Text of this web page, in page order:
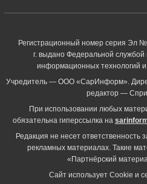
Регистрационный номер серия Эл
г. выдано Федеральной службой
информационных технологий и
Учредитель — ООО «СарИнформ».
редактор —
При использовании любых
обязательна гиперссылка на
Редакция не несет ответственность
рекламных материалах. Такие
«Партнёрский
Сайт использует Cookie и